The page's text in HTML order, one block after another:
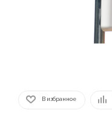
В избранное